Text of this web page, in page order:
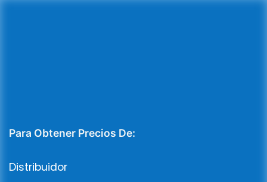
Para Obtener Precios De:
Distribuidor